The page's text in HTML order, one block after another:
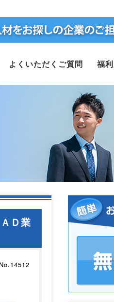
よくいただくご質問 福
Ｄ業